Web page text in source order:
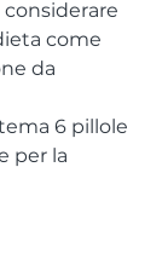
come
da
6 pillole
per la